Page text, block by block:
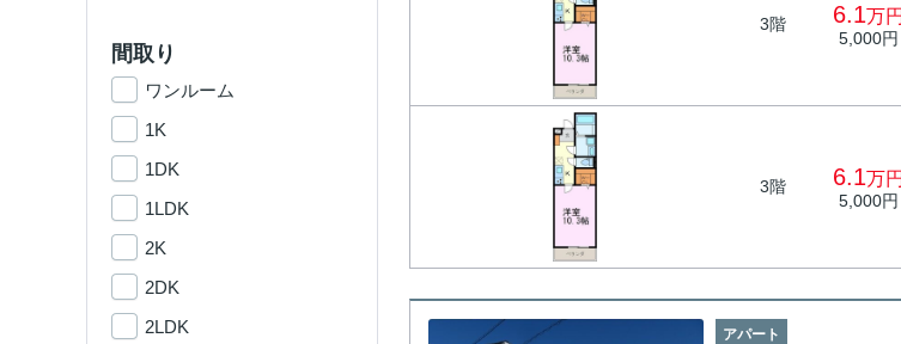
3階 6.1万円
5,000円
3階 6.1万円
5,000円
アパート
間取り
ワンルーム
1K
1DK
1LDK
2K
2DK
2LDK